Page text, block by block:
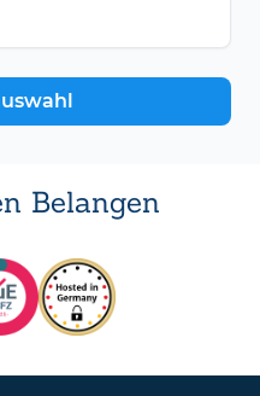
Belangen